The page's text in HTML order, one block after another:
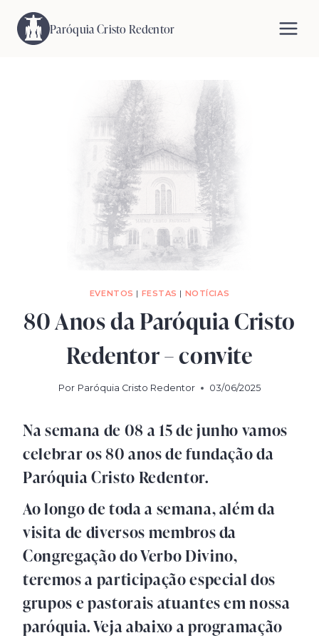
para
Paróquia Cristo Redentor
EVENTOS | FESTAS | NOTÍCIAS
80 Anos da Paróquia Cristo
Redentor – convite
Por Paróquia Cristo Redentor 03/06/2025
Na semana de 08 a 15 de junho vamos
celebrar os 80 anos de fundação da
Paróquia Cristo Redentor.
Ao longo de toda a semana, além da
visita de diversos membros da
Congregação do Verbo Divino,
teremos a participação especial dos
grupos e pastorais atuantes em nossa
paróquia. Veja abaixo a programação